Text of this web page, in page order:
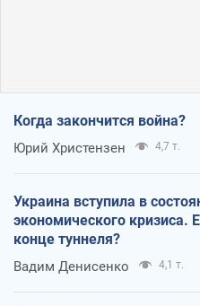
Когда закончится война?
Юрий Христензен 4,7 т.
Украина вступила в
экономического кризиса.
конце туннеля?
Вадим Денисенко 4,1 т.